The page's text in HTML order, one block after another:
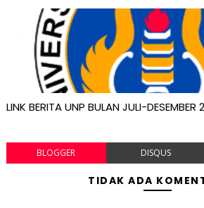
LINK BERITA UNP BULAN JULI-DESEMBER
BLOGGER DISQUS
TIDAK ADA